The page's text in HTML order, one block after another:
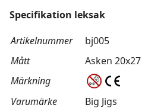
Specifikation leksak
Artikelnummer
bj005
Mått
Asken 20x27
Märkning
Varumärke
Big Jigs